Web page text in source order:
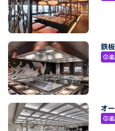
鉄
paid追
オ
paid追